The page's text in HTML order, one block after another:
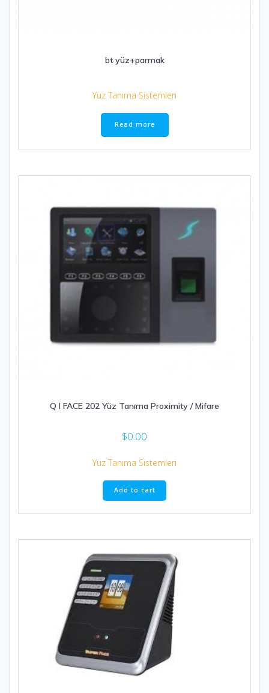
bt yüz+parmak
Yüz Tanıma Sistemleri
Read more
Q I FACE 202 Yüz Tanıma Proximity / Mifare
$0.00
Yüz Tanıma Sistemleri
Add to cart